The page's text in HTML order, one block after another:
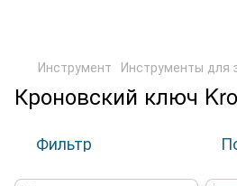
Инструмент Инструменты для
Кроновский ключ
Фильтр